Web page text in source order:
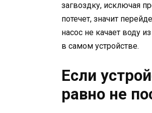
загвоздку, исключая
потечет, значит
насос не качает воду
в самом устройстве.
Если
равно не